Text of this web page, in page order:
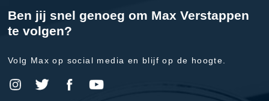
Ben jij snel genoeg om Max Verstappen
te volgen?
Volg Max op social media en blijf op de hoogte.